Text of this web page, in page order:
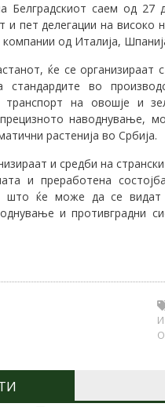
Белградскиот саем од
и пет делегации на високо
од Италија,
ќе се организираат
стандардите во
на овошје и
наводнување,
растенија во Србија.
и средби на
и преработена
што ќе може да се
и противградни